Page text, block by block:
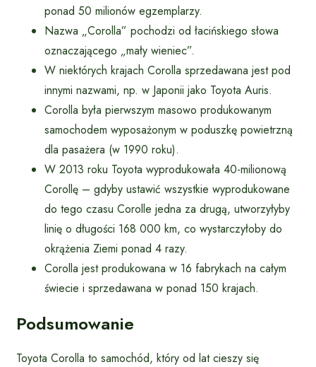
ponad 50 milionów egzemplarzy.
Nazwa „Corolla” pochodzi od łacińskiego słowa
oznaczającego „mały wieniec”.
W niektórych krajach Corolla sprzedawana jest pod
innymi nazwami, np. w Japonii jako Toyota Auris.
Corolla była pierwszym masowo produkowanym
samochodem wyposażonym w poduszkę powietrzną
dla pasażera (w 1990 roku).
W 2013 roku Toyota wyprodukowała 40-milionową
Corollę – gdyby ustawić wszystkie wyprodukowane
do tego czasu Corolle jedna za drugą, utworzyłyby
linię o długości 168 000 km, co wystarczyłoby do
okrążenia Ziemi ponad 4 razy.
Corolla jest produkowana w 16 fabrykach na całym
świecie i sprzedawana w ponad 150 krajach.
Podsumowanie
Toyota Corolla to samochód, który od lat cieszy się